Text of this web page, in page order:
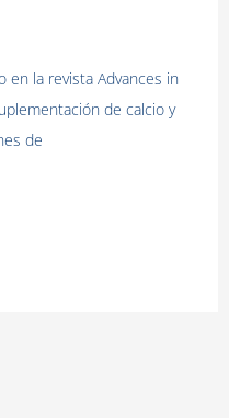
en la revista Advances in
de calcio y
de